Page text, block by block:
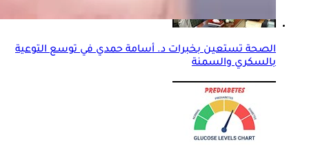
الصحة تستعين بخبرات د. أسامة حمدي في توسع التوعية
بالسكري والسمنة